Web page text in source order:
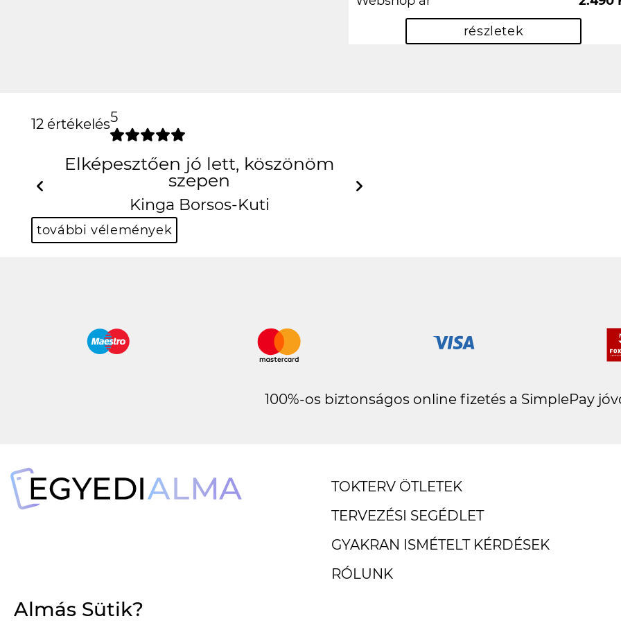
részletek
12 értékelés5
Elképesztően jó lett, köszönöm szepen
további vélemények
100%-os biztonságos online fizetés a SimplePay
TOKTERV ÖTLETEK
TERVEZÉSI SEGÉDLET
GYAKRAN ISMÉTELT KÉRDÉSEK
RÓLUNK
Almás Sütik?